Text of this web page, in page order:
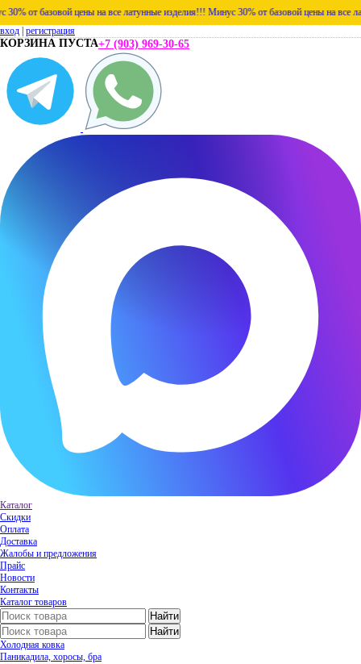
от базовой цены на все латунные изделия!!! Минус 30% от базовой цены на все
вход регистрация
КОРЗИНА ПУСТА+7 (903) 969-30-65
Каталог
Скидки
Оплата
Доставка
Жалобы и предложения
Прайс
Новости
Контакты
Каталог товаров
Холодная ковка
Паникадила, хоросы, бра